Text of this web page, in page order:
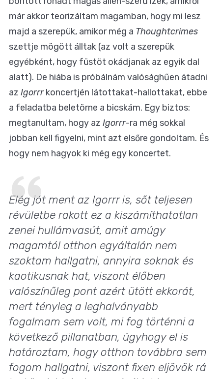
már akkor teorizáltam magamban, hogy mi lesz
majd a szerepük, amikor még a Thoughtcrimes
szettje mögött álltak (az volt a szerepük
egyébként, hogy füstöt okádjanak az egyik dal
alatt). De hiába is próbálnám valósághűen átadni
az Igorrrkoncertjén látottakat-hallottakat, ebbe
a feladatba beletörne a bicskám. Egy biztos:
megtanultam, hogy az Igorrr-ra még sokkal
jobban kell figyelni, mint azt elsőre gondoltam. És
hogy nem hagyok ki még egy koncertet.
Elég jót ment az Igorrr is, sőt teljesen
révületbe rakott ez a kiszámíthatatlan
zenei hullámvasút, amit amúgy
magamtól otthon egyáltalán nem
szoktam hallgatni, annyira soknak és
kaotikusnak hat, viszont élőben
valószínűleg pont azért ütött ekkorát,
mert tényleg a leghalványabb
fogalmam sem volt, mi fog történni a
következő pillanatban, úgyhogy el is
határoztam, hogy otthon továbbra sem
fogom hallgatni, viszont fixen eljövök rá